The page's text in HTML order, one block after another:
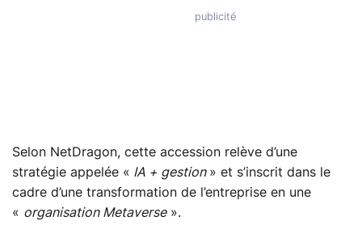
Selon NetDragon, cette accession relève d’une
stratégie appelée « IA + gestion » et s’inscrit dans le
cadre d’une transformation de l’entreprise en une
« organisation Metaverse».